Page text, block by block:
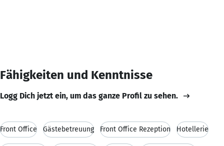
Fähigkeiten und Kenntnisse
Logg Dich jetzt ein, um das ganze Profil zu sehen.
Front Office Gästebetreuung Front Office Rezeption Hotellerie